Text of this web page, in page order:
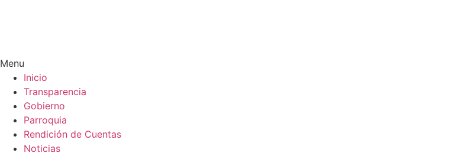
Menu
Inicio
Transparencia
Gobierno
Parroquia
Rendición de Cuentas
Noticias